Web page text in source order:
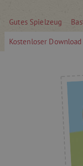
Gutes Spielzeug
Kostenloser Download